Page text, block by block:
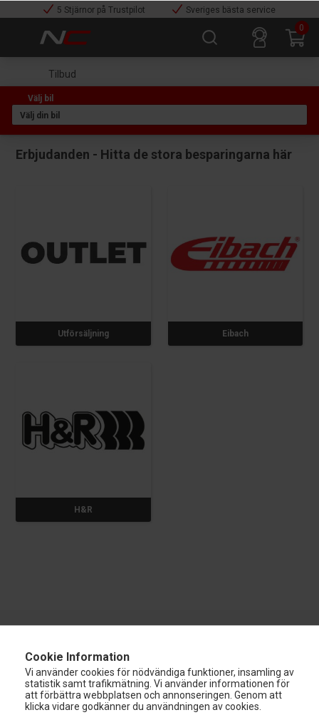
Cookie Information
Vi använder cookies för nödvändiga funktioner, insamling av
statistik samt trafikmätning. Vi använder informationen för
att förbättra webbplatsen och annonseringen. Genom att
klicka vidare godkänner du användningen av cookies.
5 Stjärnor på Trustpilot
Sveriges bästa service
0
Tilbud
Erbjudanden - Hitta de stora besparingarna här
Utförsäljning Eibach
H&R
Kundservice:
Tel.: 0108-848 151
info@nardocar.se
Kundservice